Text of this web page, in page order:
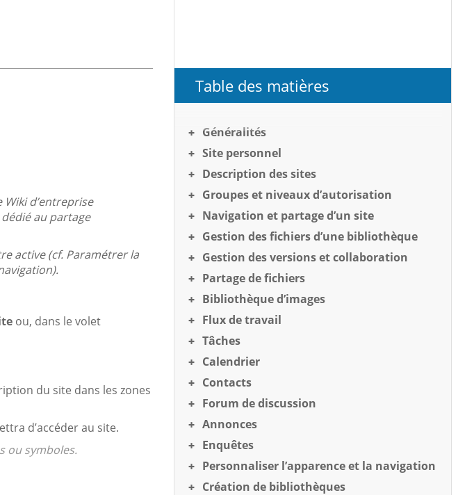
d’entreprise
au partage
active (cf. Paramétrer la
ou, dans le volet
du site dans les zones
d’accéder au site.
ou symboles.
Table des matières
Généralités
Site personnel
Description des sites
Groupes et niveaux d’autorisation
Navigation et partage d’un site
Gestion des fichiers d’une bibliothèque
Gestion des versions et collaboration
Partage de fichiers
Bibliothèque d’images
Flux de travail
Tâches
Calendrier
Contacts
Forum de discussion
Annonces
Enquêtes
Personnaliser l’apparence et la navigation
Création de bibliothèques